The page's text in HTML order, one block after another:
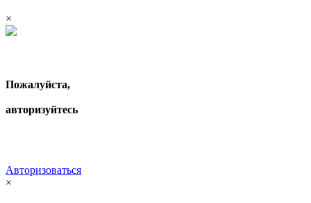
×
Пожалуйста,
авторизуйтесь
Авторизоваться
×